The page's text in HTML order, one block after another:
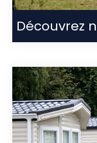
Découvrez